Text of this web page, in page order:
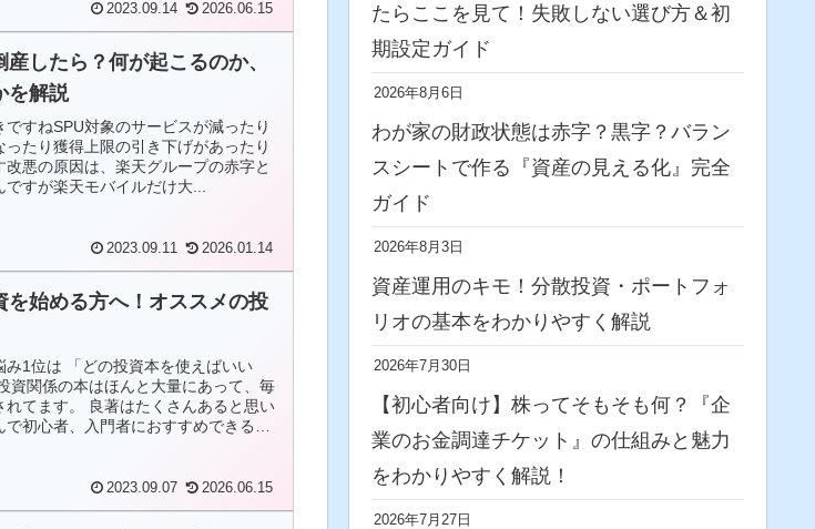
2023.09.14 2026.06.15
産したら？何が起こるのか、
を解説
すねSPU対象のサービスが減ったり
たり獲得上限の引き下げがあったり
悪の原因は、楽天グループの赤字と
すが楽天モバイルだけ大...
2023.09.11 2026.01.14
を始める方へ！オススメの投
1位は 「どの投資本を使えばいい
資関係の本はほんと大量にあって、毎
れてます。 良著はたくさんあると思い
初心者、入門者におすすめできる投
2023.09.07 2026.06.15
たらここを見て！失敗しない選び方＆初
期設定ガイド
2026年8月6日
わが家の財政状態は赤字？黒字？バラン
スシートで作る『資産の見える化』完全
ガイド
2026年8月3日
資産運用のキモ！分散投資・ポートフォ
リオの基本をわかりやすく解説
2026年7月30日
【初心者向け】株ってそもそも何？『企
業のお金調達チケット』の仕組みと魅力
をわかりやすく解説！
2026年7月27日